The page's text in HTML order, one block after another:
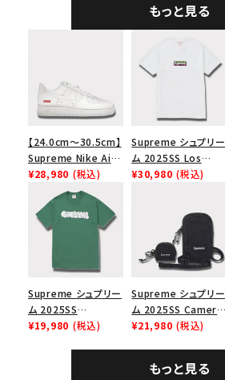
もっと見る
【24.0cm～30.5cm】
Supreme Nike Air
Force 1 Low シュプ
リーム ナイキエアフォ
ース１スニーカー シ
ューズ ホワイト
¥28,980 (税込)
Supreme シュプリー
ム 2025SS Los
Angeles Fire Relief
スロゴTシャツ ホワ
¥30,980 (税込)
Supreme シュプリー
ム 2025SS
Homerun Tee ホー
¥19,980 (税込)
Supreme シュプリー
ム 2025SS Camera
Bag + Mini Pouch
¥21,980 (税込)
もっと見る